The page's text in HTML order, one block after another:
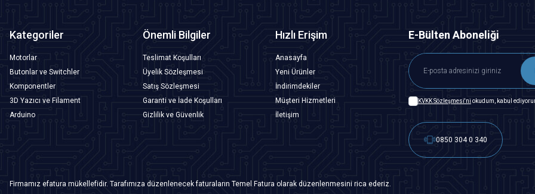
Kategoriler
Motorlar
Butonlar ve Switchler
Komponentler
3D Yazıcı ve Filament
Arduino
Önemli Bilgiler
Teslimat Koşulları
Üyelik Sözleşmesi
Satış Sözleşmesi
Garanti ve İade Koşulları
Gizlilik ve Güvenlik
Hızlı Erişim
Anasayfa
Yeni Ürünler
İndirimdekiler
Müşteri Hizmetleri
İletişim
E-Bülten Aboneliği
KVKK Sözleşmesi'ni okudum, kabul
0850 304 0 340
Firmamız efatura mükellefidir. Tarafımıza düzenlenecek faturaların Temel Fatura olarak düzenlenmesini rica ederiz.